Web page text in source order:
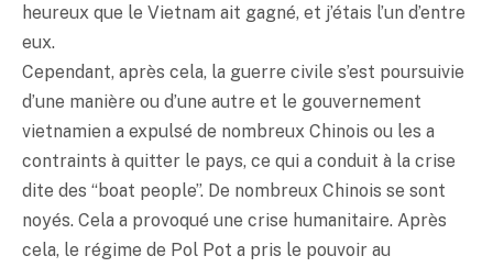
heureux que le Vietnam ait gagné, et j’étais l’un d’entre
eux.
Cependant, après cela, la guerre civile s’est poursuivie
d’une manière ou d’une autre et le gouvernement
vietnamien a expulsé de nombreux Chinois ou les a
contraints à quitter le pays, ce qui a conduit à la crise
dite des “boat people”. De nombreux Chinois se sont
noyés. Cela a provoqué une crise humanitaire. Après
cela, le régime de Pol Pot a pris le pouvoir au